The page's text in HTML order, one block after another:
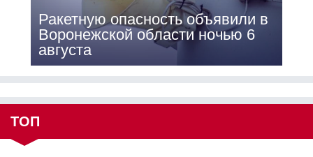
Ракетную опасность объявили в
Воронежской области ночью 6
августа
ТОП